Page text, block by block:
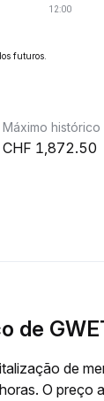
futuros.
Máximo histórico
1,872.50
de
de
O preço